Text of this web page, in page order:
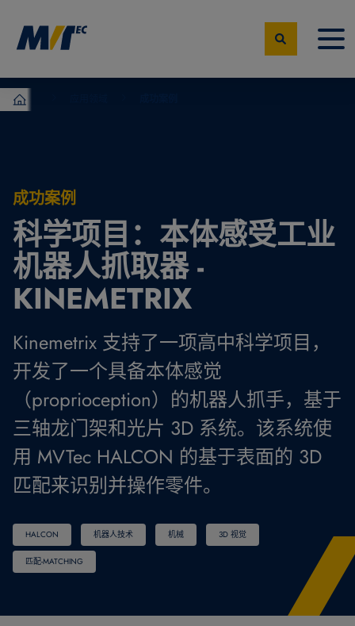
MVTec Software – 机器视觉专家
成功案例
科学项目：本体感受工业
机器人抓取器 -
KINEMETRIX
Kinemetrix 支持了一项高中科学项目，
开发了一个具备本体感觉
（proprioception）的机器人抓手，基于
三轴龙门架和光片 3D 系统。该系统使
用 MVTec HALCON 的基于表面的 3D
匹配来识别并操作零件。
HALCON 机器人技术 机械 3D 视觉
匹配-MATCHING